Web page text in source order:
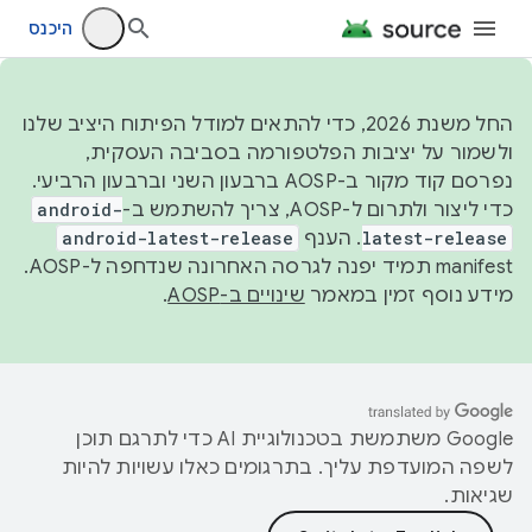
היכנס
החל משנת 2026, כדי להתאים למודל הפיתוח היציב שלנו
ולשמור על יציבות הפלטפורמה בסביבה העסקית,
נפרסם קוד מקור ב-AOSP ברבעון השני וברבעון הרביעי.
כדי ליצור ולתרום ל-AOSP, צריך להשתמש ב-
android-
latest-release. הענף android-latest-release
manifest תמיד יפנה לגרסה האחרונה שנדחפה ל-AOSP.
מידע נוסף זמין במאמר שינויים ב-AOSP .
‫Google משתמשת בטכנולוגיית AI כדי לתרגם תוכן
לשפה המועדפת עליך. בתרגומים כאלו עשויות להיות
שגיאות.